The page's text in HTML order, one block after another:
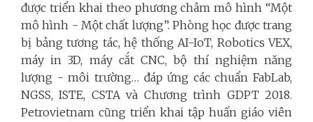
được triển khai theo phương châm mô hình “Một
mô hình - Một chất lượng”. Phòng học được trang
bị bảng tương tác, hệ thống AI-IoT, Robotics VEX,
máy in 3D, máy cắt CNC, bộ thí nghiệm năng
lượng - môi trường… đáp ứng các chuẩn FabLab,
NGSS, ISTE, CSTA và Chương trình GDPT 2018.
Petrovietnam cũng triển khai tập huấn giáo viên